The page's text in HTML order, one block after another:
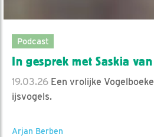
Podcast
In gesprek met Saskia
19.03.26 Een vrolijke
ijsvogels.
Arjan Berben